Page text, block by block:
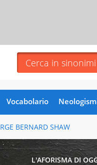
Vocabolario
BERNARD SHAW
L'AFORISMA DI